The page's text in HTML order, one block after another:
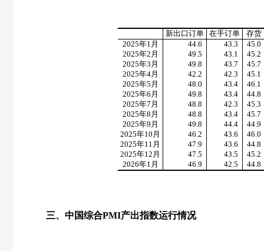
新出口订单 在手订单
存货
2025年1 月 44.6 43.3
45.0
2025年2 月 49.5 43.1
45.2
2025年3 月 49.8 43.7
45.7
2025年4月 42.2 42.3
45.1
2025年5 月 48.0 43.4
46.1
2025年6 月 49.8 43.4
44.8
2025年7 月 48.8 42.3
45.3
2025年8 月 48.8 43.4
45.7
2025年9 月 49.8 44.4
44.9
2025年10 月 46.2 43.6
46.0
2025年11 月 47.9 43.6
44.8
2025年12 月 47.5 43.5
45.2
2026年1 月 46.9 42.5 44.8
三、中国综合PMI产出指数运行情况